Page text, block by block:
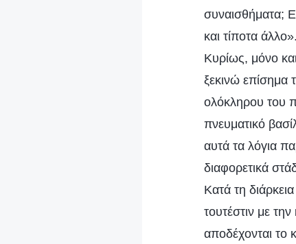
συναισθήματα;
και τίποτα
Κυρίως, μόνο
ξεκινώ επίσημα
ολόκληρου του
πνευματικό
αυτά τα λόγια
διαφορετικά
Κατά τη
τουτέστιν με
αποδέχονται το